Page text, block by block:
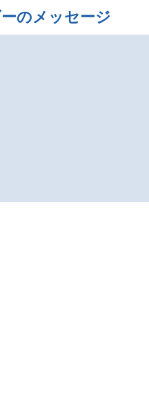
のメッセージ